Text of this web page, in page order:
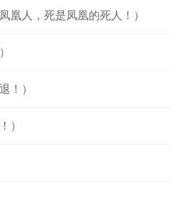
凰人，死是凤凰的死人！）
！）
）